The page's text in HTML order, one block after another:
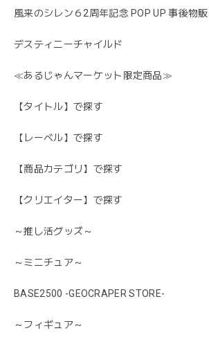
風来のシレン６2周年記念 POP UP 事後物販
デスティニーチャイルド
≪あるじゃんマーケット限定商品≫
【タイトル】で探す
【レーベル】で探す
【商品カテゴリ】で探す
【クリエイター】で探す
～推し活グッズ～
～ミニチュア～
BASE2500 -GEOCRAPER STORE-
～フィギュア～